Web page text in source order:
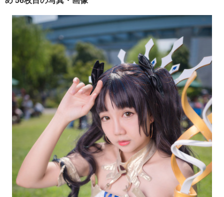
ショッピング その他
その他